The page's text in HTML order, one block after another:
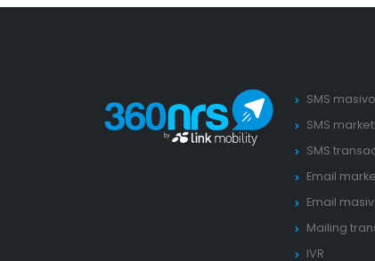
SMS
SMS
SMS
Email
Email
Mailing
IVR